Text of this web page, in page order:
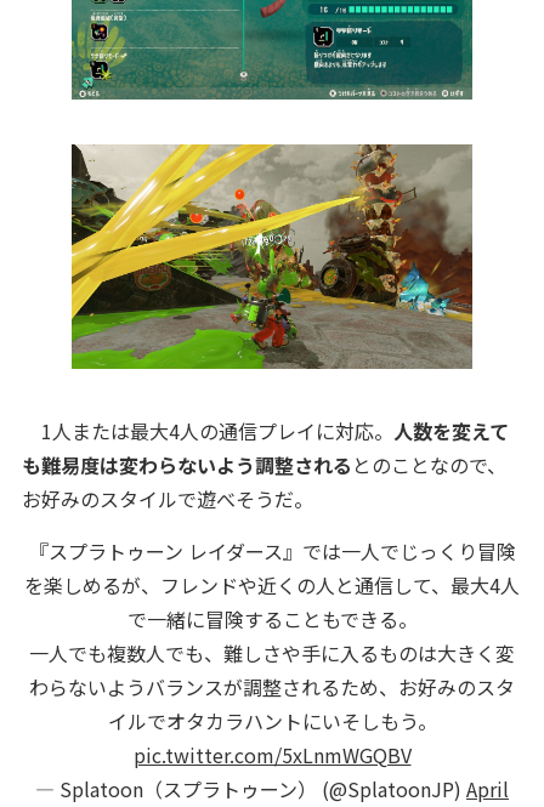
1人または最大4人の通信プレイに対応。 人数を変えて
も難易度は変わらないよう調整される とのことなので、
お好みのスタイルで遊べそうだ。
『スプラトゥーン レイダース』では一人でじっくり冒険
を楽しめるが、フレンドや近くの人と通信して、最大4人
で一緒に冒険することもできる。
一人でも複数人でも、難しさや手に入るものは大きく変
わらないようバランスが調整されるため、お好みのスタ
イルでオタカラハントにいそしもう。
pic.twitter.com/5xLnmWGQBV
— Splatoon（スプラトゥーン） (@SplatoonJP) April